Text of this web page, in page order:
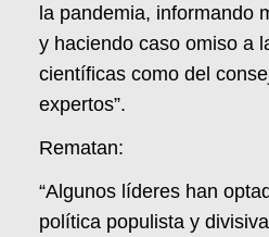
la pandemia, informando
y haciendo caso omiso a
científicas como del
expertos”.
Rematan:
“Algunos líderes han
política populista y